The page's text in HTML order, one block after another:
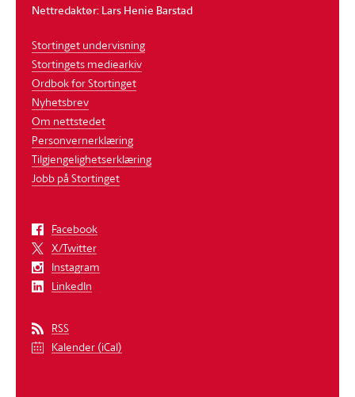
Nettredaktør: Lars Henie Barstad
Stortinget undervisning
Stortingets mediearkiv
Ordbok for Stortinget
Nyhetsbrev
Om nettstedet
Personvernerklæring
Tilgjengelighetserklæring
Jobb på Stortinget
Facebook
X/Twitter
Instagram
LinkedIn
RSS
Kalender (iCal)